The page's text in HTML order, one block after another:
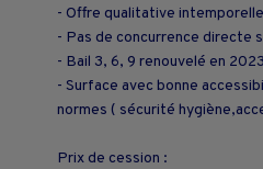
- Offre qualitative
- Pas de concurrence directe
- Bail 3, 6, 9 renouvelé en 2023
- Surface avec bonne
normes ( sécurité
Prix de cession :